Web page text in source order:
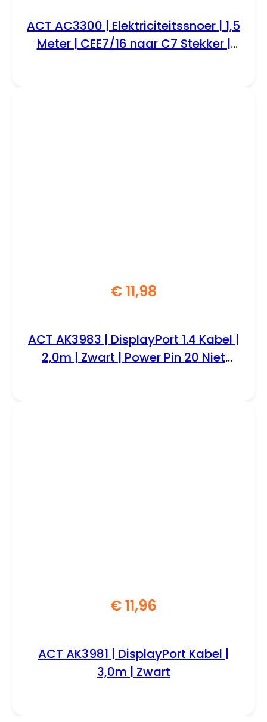
ACT AC3300 | Elektriciteitssnoer | 1,5
Meter | CEE7/16 naar C7 Stekker |
€11,98
ACT AK3983 | DisplayPort 1.4 Kabel |
2,0m | Zwart | Power Pin 20 Niet
€11,96
ACT AK3981 | DisplayPort Kabel |
3,0m | Zwart